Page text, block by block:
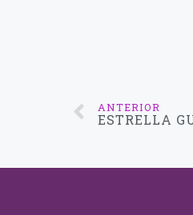
ANTERIOR
ESTRELLA